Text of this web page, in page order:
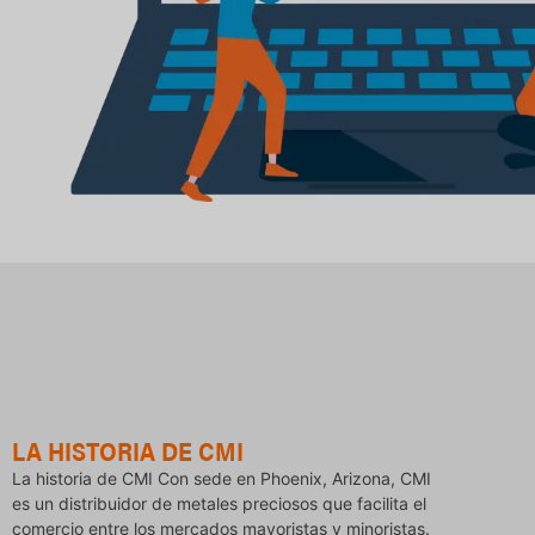
LA HISTORIA DE CMI
La historia de CMI Con sede en Phoenix, Arizona, CMI
es un distribuidor de metales preciosos que facilita el
comercio entre los mercados mayoristas y minoristas.